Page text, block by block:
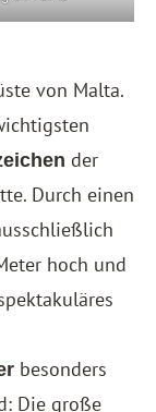
von Malta.
der
Durch einen
hoch und
besonders
Die große